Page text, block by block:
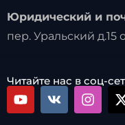
Юридический и
пер. Уральский д.15
Читайте нас в соц-